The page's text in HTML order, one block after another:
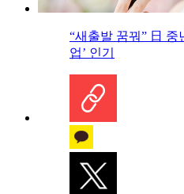
“새출발 꿈꿔” 日 중
업’ 인기